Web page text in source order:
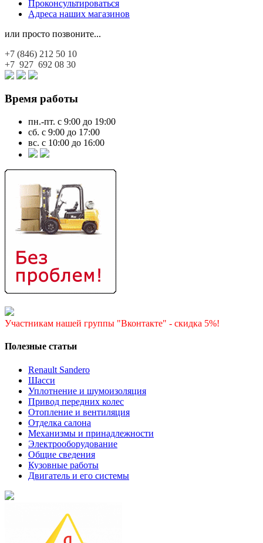
Проконсультироваться
Адреса наших магазинов
или просто позвоните...
+7 (846) 212 50 10
+7 927 692 08 30
Время работы
пн.-пт. с 9:00 до 19:00
сб. с 9:00 до 17:00
вс. с 10:00 до 16:00
Участникам нашей группы "Вконтакте" - скидка 5%!
Полезные статьи
Renault Sandero
Шасси
Уплотнение и шумоизоляция
Привод передних колес
Отопление и вентиляция
Отделка салона
Механизмы и принадлежности
Электрооборудование
Общие сведения
Кузовные работы
Двигатель и его системы